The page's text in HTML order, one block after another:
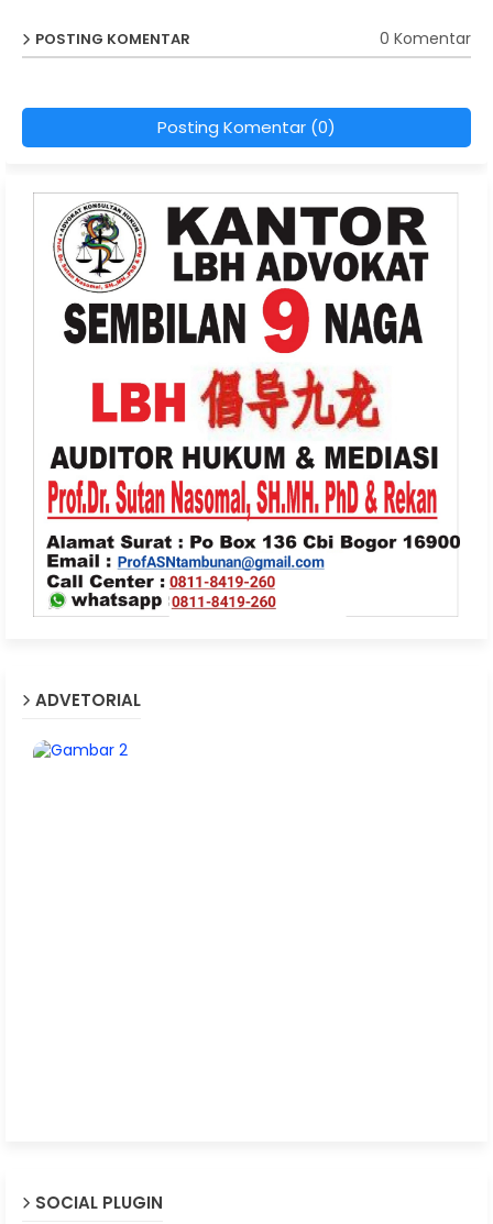
POSTING KOMENTAR 0 Komentar
Posting Komentar (0)
ADVETORIAL
SOCIAL PLUGIN